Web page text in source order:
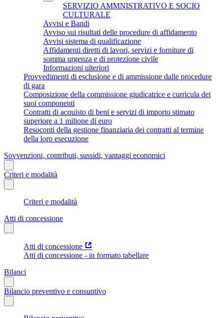
SERVIZIO AMMNISTRATIVO E SOCIO
CULTURALE
Avvisi e Bandi
Avviso sui risultati delle procedure di affidamento
Avvisi sistema di qualificazione
Affidamenti diretti di lavori, servizi e forniture di
somma urgenza e di protezione civile
Informazioni ulteriori
Provvedimenti di esclusione e di ammissione dalle procedure
di gara
Composizione della commissione giudicatrice e curricula dei
suoi componenti
Contratti di acquisto di beni e servizi di importo stimato
superiore a 1 milione di euro
Resoconti della gestione finanziaria dei contratti al termine
della loro esecuzione
Sovvenzioni, contributi, sussidi, vantaggi economici
Criteri e modalità
Criteri e modalità
Atti di concessione
Atti di concessione
Atti di concessione - in formato tabellare
Bilanci
Bilancio preventivo e consuntivo